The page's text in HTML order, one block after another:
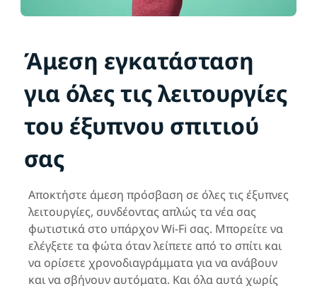
Άμεση εγκατάσταση
για όλες τις λειτουργίες
του έξυπνου σπιτιού
σας
Αποκτήστε άμεση πρόσβαση σε όλες τις έξυπνες
λειτουργίες, συνδέοντας απλώς τα νέα σας
φωτιστικά στο υπάρχον Wi-Fi σας. Μπορείτε να
ελέγξετε τα φώτα όταν λείπετε από το σπίτι και
να ορίσετε χρονοδιαγράμματα για να ανάβουν
και να σβήνουν αυτόματα. Και όλα αυτά χωρίς